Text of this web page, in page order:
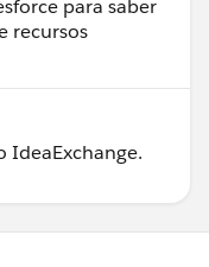
para saber
recursos
IdeaExchange.